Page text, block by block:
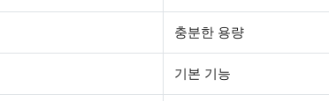
충분한 용량
기본 기능